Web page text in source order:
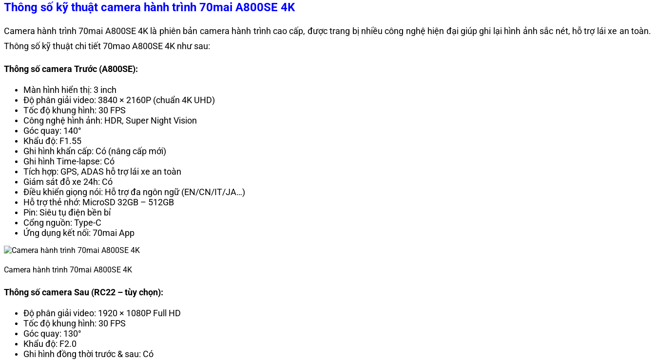
Thông số kỹ thuật camera hành trình 70mai A800SE 4K
Camera hành trình 70mai A800SE 4K là phiên bản camera hành trình cao cấp, được trang bị nhiều công nghệ hiện đại giúp ghi lại hình ảnh sắc nét, hỗ trợ lái xe an toàn.
Thông số kỹ thuật chi tiết 70mao A800SE 4K như sau:
Thông số camera Trước (A800SE):
Màn hình hiển thị: 3 inch
Độ phân giải video: 3840 × 2160P (chuẩn 4K UHD)
Tốc độ khung hình: 30 FPS
Công nghệ hình ảnh: HDR, Super Night Vision
Góc quay: 140°
Khẩu độ: F1.55
Ghi hình khẩn cấp: Có (nâng cấp mới)
Ghi hình Time-lapse: Có
Tích hợp: GPS, ADAS hỗ trợ lái xe an toàn
Giám sát đỗ xe 24h: Có
Điều khiển giọng nói: Hỗ trợ đa ngôn ngữ (EN/CN/IT/JA…)
Hỗ trợ thẻ nhớ: MicroSD 32GB – 512GB
Pin: Siêu tụ điện bền bỉ
Cổng nguồn: Type-C
Ứng dụng kết nối: 70mai App
Camera hành trình 70mai A800SE 4K
Thông số camera Sau (RC22 – tùy chọn):
Độ phân giải video: 1920 × 1080P Full HD
Tốc độ khung hình: 30 FPS
Góc quay: 130°
Khẩu độ: F2.0
Ghi hình đồng thời trước & sau: Có